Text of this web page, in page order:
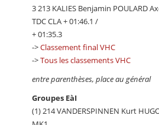
3 213 KALIES Benjamin POULARD
TDC CLA + 01:46.1 /
+ 01:35.3
->Classement final VHC
->Tous les classements VHC
entre parenthèses, place au général
Groupes EàI
(1) 214 VANDERSPINNEN Kurt